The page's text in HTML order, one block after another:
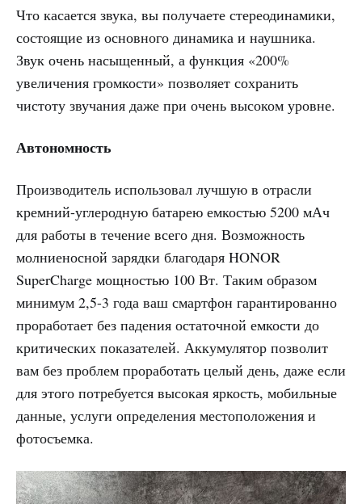
Что касается звука, вы получаете стереодинамики,
состоящие из основного динамика и наушника.
Звук очень насыщенный, а функция «200%
увеличения громкости» позволяет сохранить
чистоту звучания даже при очень высоком уровне.
Автономность
Производитель использовал лучшую в отрасли
кремний-углеродную батарею емкостью 5200 мАч
для работы в течение всего дня. Возможность
молниеносной зарядки благодаря HONOR
SuperCharge мощностью 100 Вт. Таким образом
минимум 2,5-3 года ваш смартфон гарантированно
проработает без падения остаточной емкости до
критических показателей. Аккумулятор позволит
вам без проблем проработать целый день, даже если
для этого потребуется высокая яркость, мобильные
данные, услуги определения местоположения и
фотосъемка.